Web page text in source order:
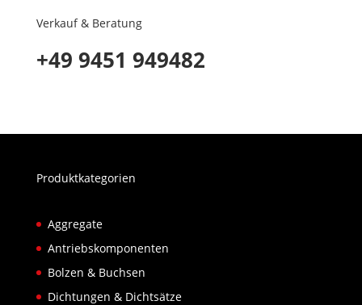
Verkauf & Beratung
+49 9451 949482
Produktkategorien
Aggregate
Antriebskomponenten
Bolzen & Buchsen
Dichtungen & Dichtsätze